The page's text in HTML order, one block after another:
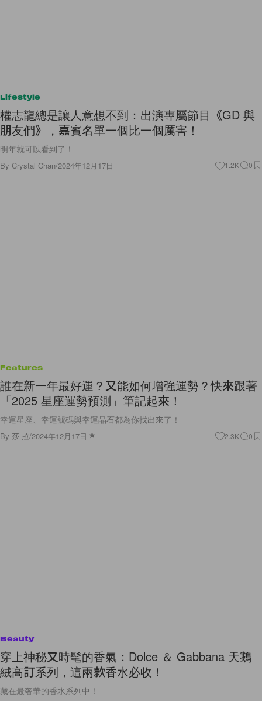
Lifestyle
權志龍總是讓人意想不到：出演專屬節目《GD 與
朋友們》，嘉賓名單一個比一個厲害！
明年就可以看到了！
By Crystal Chan/2024年12月17日 1.2K 0
Features
誰在新一年最好運？又能如何增強運勢？快來跟著
「2025 星座運勢預測」筆記起來！
幸運星座、幸運號碼與幸運晶石都為你找出來了！
By 莎 拉/2024年12月17日 2.3K 0
Beauty
穿上神秘又時髦的香氣：Dolce ＆ Gabbana 天鵝
絨高訂系列，這兩款香水必收！
藏在最奢華的香水系列中！